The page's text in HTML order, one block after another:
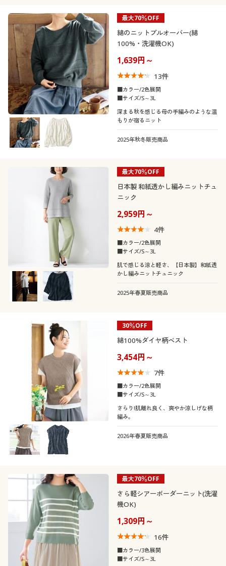
最大70％OFF
綿のニットプルオーバー(綿
100%・洗濯機OK)
1,639円～
13件
■カラー/2色展開
■サイズ/S～3L
深まる秋を感じる母の手編みのような温
もりが宿るニット
2025年秋冬販売商品
最大70％OFF
日本製 和紙透かし編みニットチュ
ニック
2,959円～
4件
■カラー/2色展開
■サイズ/S～3L
肌で感じる涼と軽さ、【日本製】和紙透
かし編みニットチュニック
2025年春夏販売商品
30％OFF
綿100%ダイヤ柄ベスト
3,454円～
7件
■カラー/2色展開
■サイズ/S～3L
さらり!肌離れ良く、爽やか涼しげな柄
編み。
2026年春夏販売商品
最大70％OFF
さら軽シアーボーダーニット(洗濯
機OK)
1,309円～
16件
■カラー/3色展開
■サイズ/S～3L